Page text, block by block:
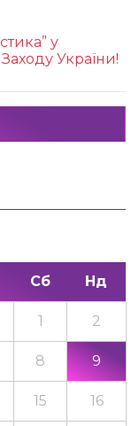
у
України!
Сб Нд
1 2
8 9
15 16